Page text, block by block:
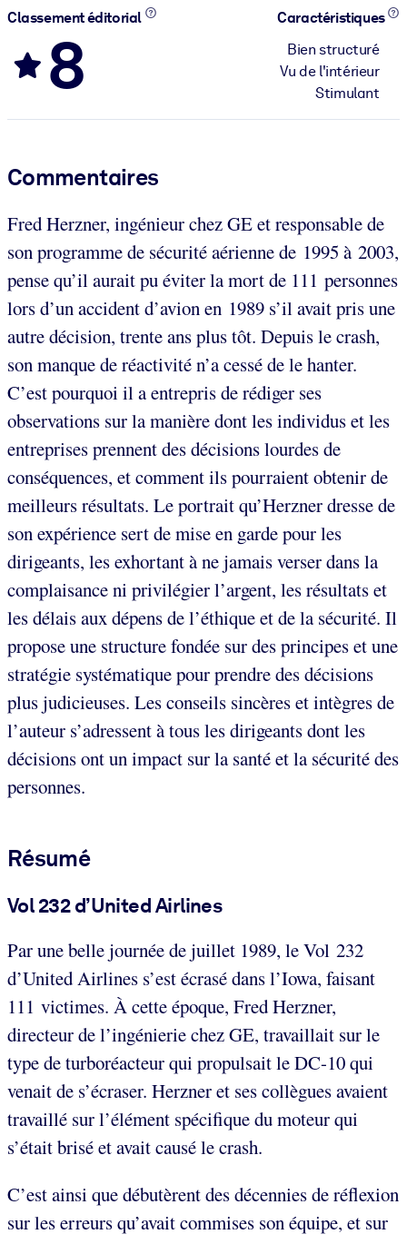
Classement éditorial
8
Caractéristiques
Bien structuré
Vu de l'intérieur
Stimulant
Commentaires
Fred Herzner, ingénieur chez GE et responsable de
son programme de sécurité aérienne de 1995 à 2003,
pense qu’il aurait pu éviter la mort de 111 personnes
lors d’un accident d’avion en 1989 s’il avait pris une
autre décision, trente ans plus tôt. Depuis le crash,
son manque de réactivité n’a cessé de le hanter.
C’est pourquoi il a entrepris de rédiger ses
observations sur la manière dont les individus et les
entreprises prennent des décisions lourdes de
conséquences, et comment ils pourraient obtenir de
meilleurs résultats. Le portrait qu’Herzner dresse de
son expérience sert de mise en garde pour les
dirigeants, les exhortant à ne jamais verser dans la
complaisance ni privilégier l’argent, les résultats et
les délais aux dépens de l’éthique et de la sécurité. Il
propose une structure fondée sur des principes et une
stratégie systématique pour prendre des décisions
plus judicieuses. Les conseils sincères et intègres de
l’auteur s’adressent à tous les dirigeants dont les
décisions ont un impact sur la santé et la sécurité des
personnes.
Résumé
Vol 232 d’United Airlines
Par une belle journée de juillet 1989, le Vol 232
d’United Airlines s’est écrasé dans l’Iowa, faisant
111 victimes. À cette époque, Fred Herzner,
directeur de l’ingénierie chez GE, travaillait sur le
type de turboréacteur qui propulsait le DC-10 qui
venait de s’écraser. Herzner et ses collègues avaient
travaillé sur l’élément spécifique du moteur qui
s’était brisé et avait causé le crash.
C’est ainsi que débutèrent des décennies de réflexion
sur les erreurs qu’avait commises son équipe, et sur